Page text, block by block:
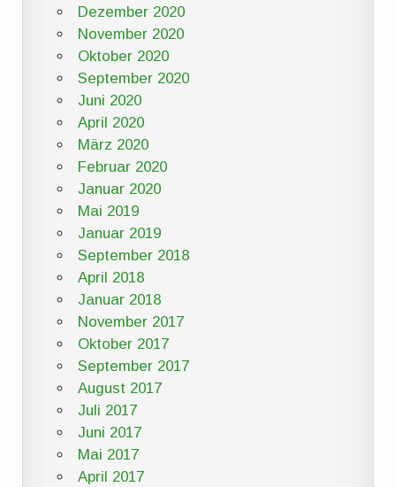
Dezember 2020
November 2020
Oktober 2020
September 2020
Juni 2020
April 2020
März 2020
Februar 2020
Januar 2020
Mai 2019
Januar 2019
September 2018
April 2018
Januar 2018
November 2017
Oktober 2017
September 2017
August 2017
Juli 2017
Juni 2017
Mai 2017
April 2017